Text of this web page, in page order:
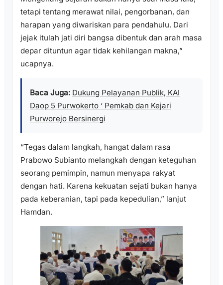
tetapi tentang merawat nilai, pengorbanan, dan
harapan yang diwariskan para pendahulu. Dari
jejak itulah jati diri bangsa dibentuk dan arah masa
depar dituntun agar tidak kehilangan makna,”
ucapnya.
Baca Juga: Dukung Pelayanan Publik, KAI
Daop 5 Purwokerto ‘ Pemkab dan Kejari
Purworejo Bersinergi
“Tegas dalam langkah, hangat dalam rasa
Prabowo Subianto melangkah dengan keteguhan
seorang pemimpin, namun menyapa rakyat
dengan hati. Karena kekuatan sejati bukan hanya
pada keberanian, tapi pada kepedulian,” lanjut
Hamdan.